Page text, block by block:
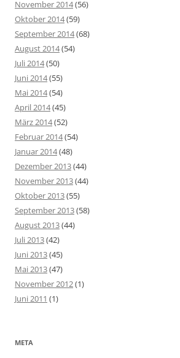
November 2014(56)
Oktober 2014(59)
September 2014(68)
August 2014(54)
Juli 2014(50)
Juni 2014(55)
Mai 2014(54)
April 2014(45)
März 2014(52)
Februar 2014(54)
Januar 2014(48)
Dezember 2013(44)
November 2013(44)
Oktober 2013(55)
September 2013(58)
August 2013(44)
Juli 2013(42)
Juni 2013(45)
Mai 2013(47)
November 2012(1)
Juni 2011 (1)
META